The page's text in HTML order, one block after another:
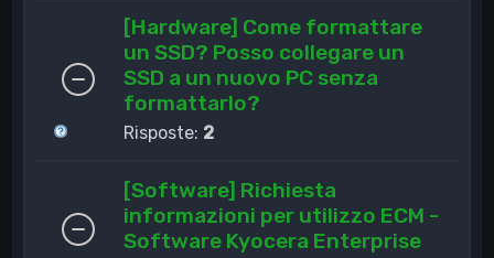
[Hardware] Come formattare
un SSD? Posso collegare un
SSD a un nuovo PC senza
formattarlo?
Risposte: 2
[Software] Richiesta
informazioni per utilizzo ECM -
Software Kyocera Enterprise